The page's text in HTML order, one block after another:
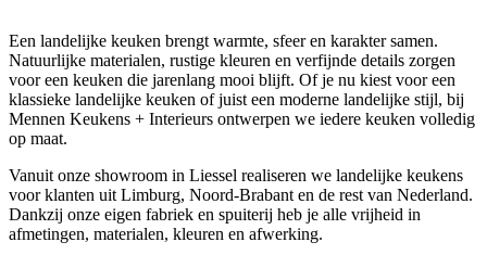
Een landelijke keuken brengt warmte, sfeer en karakter samen.
Natuurlijke materialen, rustige kleuren en verfijnde details zorgen
voor een keuken die jarenlang mooi blijft. Of je nu kiest voor een
klassieke landelijke keuken of juist een moderne landelijke stijl, bij
Mennen Keukens + Interieurs ontwerpen we iedere keuken volledig
op maat.
Vanuit onze showroom in Liessel realiseren we landelijke keukens
voor klanten uit Limburg, Noord-Brabant en de rest van Nederland.
Dankzij onze eigen fabriek en spuiterij heb je alle vrijheid in
afmetingen, materialen, kleuren en afwerking.